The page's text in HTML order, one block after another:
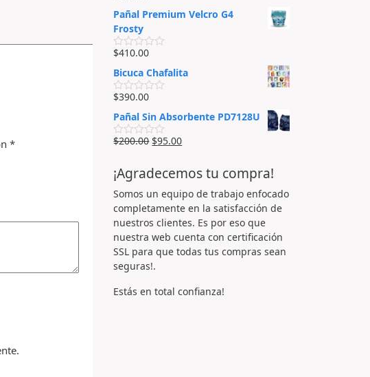
*
e
n
0
d
e
l
o
r
a
d
e
n
0
d
e
5
Pañal Premium Velcro G4
Frosty
V
l
o
r
a
d
o
e
n
e
5
$410.00
Bicuca Chafalita
V
l
o
r
a
e
0
d
e
5
$390.00
Pañal Sin Absorbente PD7128U
V
o
r
a
o
e
0
d
5
$200.00 $95.00
¡Agradecemos tu compra!
Somos un equipo de trabajo enfocado
completamente en la satisfacción de
nuestros clientes. Es por eso que
nuestra web cuenta con certificación
SSL para que todas tus compras sean
seguras!.
Estás en total confianza!